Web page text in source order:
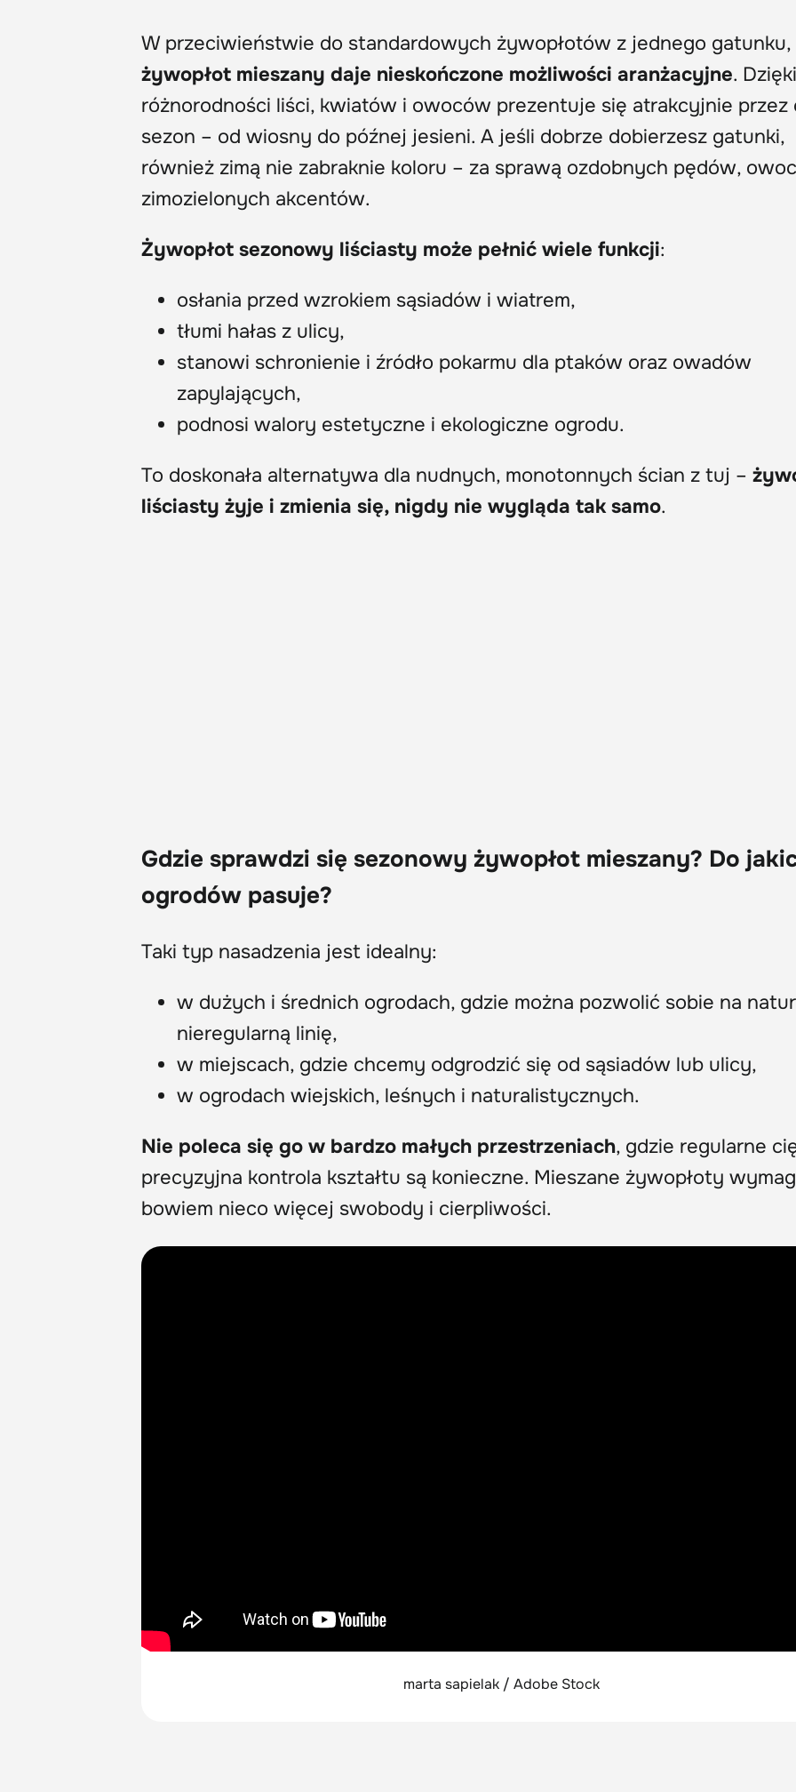
W przeciwieństwie do standardowych żywopłotów z jednego gatunku,
żywopłot mieszany daje nieskończone możliwości aranżacyjne. Dzięki
różnorodności liści, kwiatów i owoców prezentuje się atrakcyjnie przez
sezon – od wiosny do późnej jesieni. A jeśli dobrze dobierzesz gatunki,
również zimą nie zabraknie koloru – za sprawą ozdobnych pędów,
zimozielonych akcentów.
Żywopłot sezonowy liściasty może pełnić wiele funkcji:
osłania przed wzrokiem sąsiadów i wiatrem,
tłumi hałas z ulicy,
stanowi schronienie i źródło pokarmu dla ptaków oraz owadów
zapylających,
podnosi walory estetyczne i ekologiczne ogrodu.
To doskonała alternatywa dla nudnych, monotonnych ścian z tuj –
liściasty żyje i zmienia się, nigdy nie wygląda tak samo.
Gdzie sprawdzi się sezonowy żywopłot mieszany? Do
ogrodów pasuje?
Taki typ nasadzenia jest idealny:
w dużych i średnich ogrodach, gdzie można pozwolić sobie na
nieregularną linię,
w miejscach, gdzie chcemy odgrodzić się od sąsiadów lub ulicy,
w ogrodach wiejskich, leśnych i naturalistycznych.
Nie poleca się go w bardzo małych przestrzeniach, gdzie regularne
precyzyjna kontrola kształtu są konieczne. Mieszane żywopłoty
bowiem nieco więcej swobody i cierpliwości.
marta sapielak / Adobe Stock